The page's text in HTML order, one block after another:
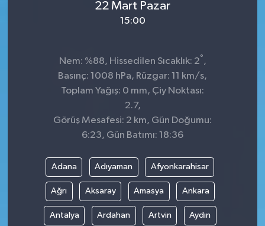
22 Mart Pazar
15:00
Nem: %88, Hissedilen Sıcaklık: 2° ,
Basınç: 1008 hPa, Rüzgar: 11 km/s,
Toplam Yağış: 0 mm, Çiy Noktası:
2.7,
Görüş Mesafesi: 2 km, Gün Doğumu:
6:23, Gün Batımı: 18:36
Adana Adıyaman Afyonkarahisar
Ağrı Aksaray Amasya Ankara
Antalya Ardahan Artvin Aydın